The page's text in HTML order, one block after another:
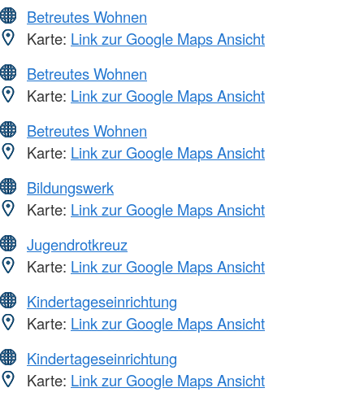
Betreutes Wohnen
Karte: Link zur Google Maps Ansicht
Betreutes Wohnen
Karte: Link zur Google Maps Ansicht
Betreutes Wohnen
Karte: Link zur Google Maps Ansicht
Bildungswerk
Karte: Link zur Google Maps Ansicht
Jugendrotkreuz
Karte: Link zur Google Maps Ansicht
Kindertageseinrichtung
Karte: Link zur Google Maps Ansicht
Kindertageseinrichtung
Karte: Link zur Google Maps Ansicht